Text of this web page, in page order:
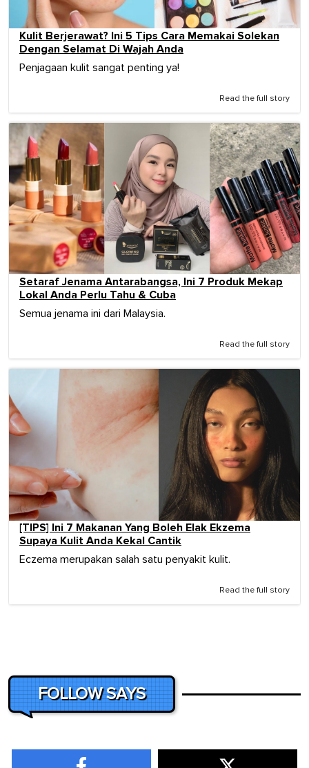
Kulit Berjerawat? Ini 5 Tips Cara Memakai Solekan
Dengan Selamat Di Wajah Anda
Penjagaan kulit sangat penting ya!
Read the full story
Setaraf Jenama Antarabangsa, Ini 7 Produk Mekap
Lokal Anda Perlu Tahu & Cuba
Semua jenama ini dari Malaysia.
Read the full story
[TIPS] Ini 7 Makanan Yang Boleh Elak Ekzema
Supaya Kulit Anda Kekal Cantik
Eczema merupakan salah satu penyakit kulit.
Read the full story
FOLLOW SAYS